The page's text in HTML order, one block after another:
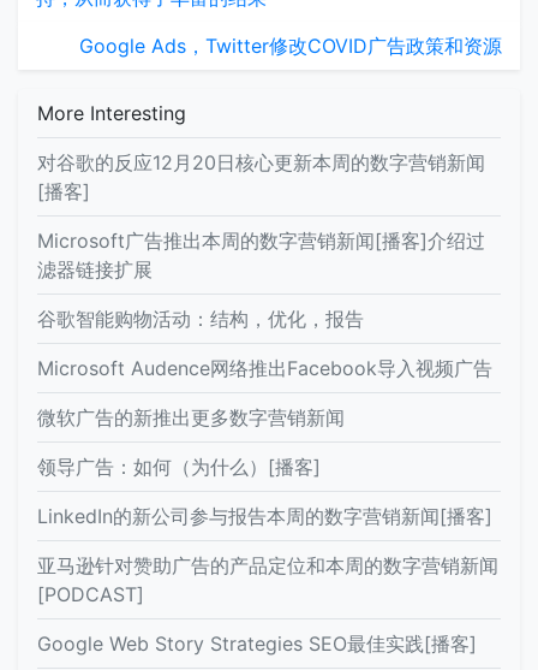
Google Ads，Twitter修改COVID广告政策和资源
More Interesting
对谷歌的反应12月20日核心更新本周的数字营销新闻
[播客]
Microsoft广告推出本周的数字营销新闻[播客]介绍过
滤器链接扩展
谷歌智能购物活动：结构，优化，报告
Microsoft Audence网络推出Facebook导入视频广告
微软广告的新推出更多数字营销新闻
领导广告：如何（为什么）[播客]
LinkedIn的新公司参与报告本周的数字营销新闻[播客]
亚马逊针对赞助广告的产品定位和本周的数字营销新闻
[PODCAST]
Google Web Story Strategies SEO最佳实践[播客]